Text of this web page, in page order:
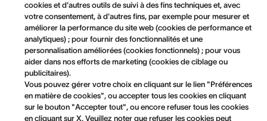
cookies et d'autres outils de suivi à des fins techniques et, avec
votre consentement, à d'autres fins, par exemple pour mesurer et
améliorer la performance du site web (cookies de performance et
analytiques) ; pour fournir des fonctionnalités et une
personnalisation améliorées (cookies fonctionnels) ; pour vous
aider dans nos efforts de marketing (cookies de ciblage ou
publicitaires).
Vous pouvez gérer votre choix en cliquant sur le lien "Préférences
en matière de cookies", ou accepter tous les cookies en cliquant
sur le bouton "Accepter tout", ou encore refuser tous les cookies
en cliquant sur X. Veuillez noter que refuser les cookies peut